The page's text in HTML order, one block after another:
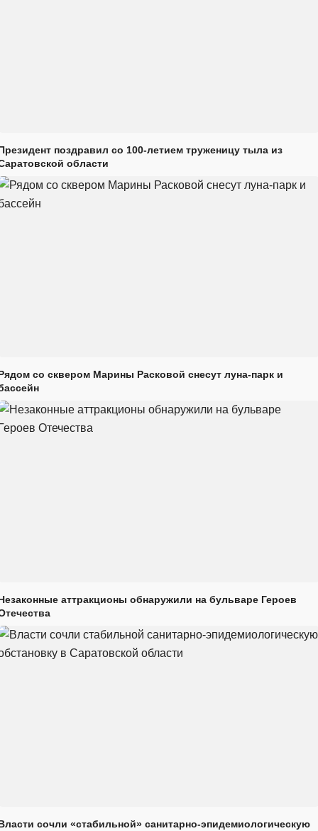
поздравил со 100-летием труженицу тыла из
области
со сквером Марины Расковой снесут луна-парк и
аттракционы обнаружили на бульваре Героев
сочли «стабильной» санитарно-эпидемиологическую